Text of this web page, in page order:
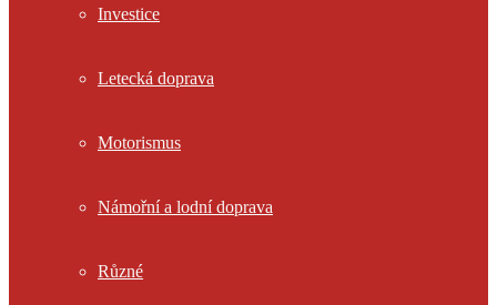
Investice
Letecká doprava
Motorismus
Námořní a lodní doprava
Různé